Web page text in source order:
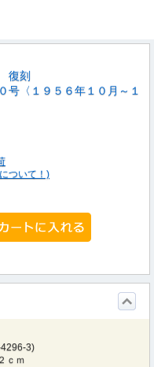
復刻
号〈１９５６年１０月～１
ついて！)
3)
ｃｍ